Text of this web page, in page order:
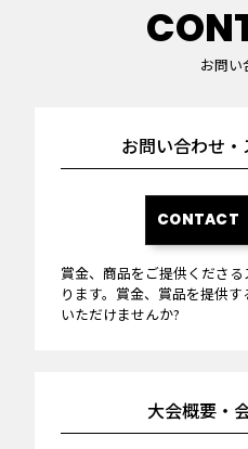
お問い
お問い合わせ
CONTACT
賞金、商品をご提供くださ
ります。賞金、賞品を提供
いただけませんか?
大会概要・